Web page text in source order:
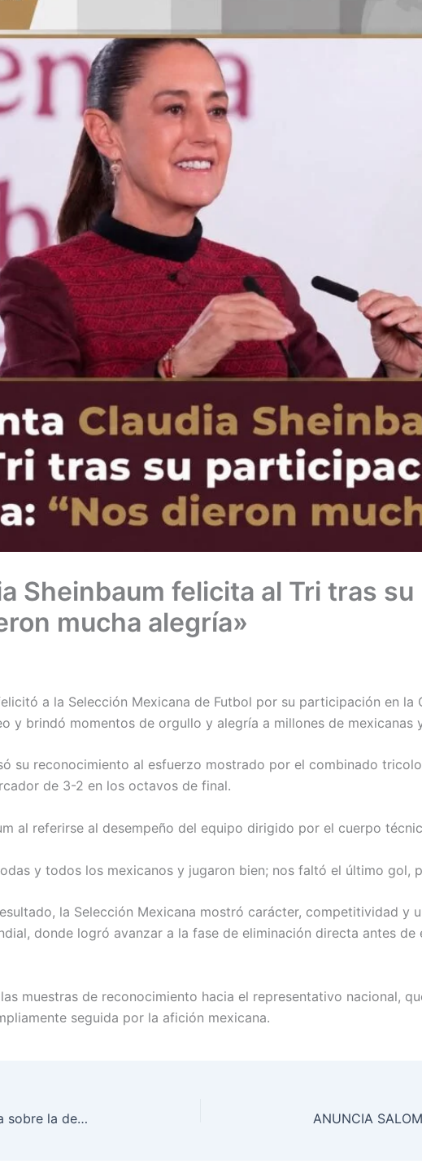
Sheinbaum felicita al Tri tras
mucha alegría»
a la Selección Mexicana de Futbol por su participación en
y brindó momentos de orgullo y alegría a millones de mexicanas
su reconocimiento al esfuerzo mostrado por el combinado
de 3-2 en los octavos de final.
al referirse al desempeño del equipo dirigido por el cuerpo
y todos los mexicanos y jugaron bien; nos faltó el último gol,
la Selección Mexicana mostró carácter, competitividad y
donde logró avanzar a la fase de eliminación directa antes de
muestras de reconocimiento hacia el representativo nacional,
seguida por la afición mexicana.
Haydeé Reyes encabeza Asamblea Informativa sobre la defensa de la soberanía en Oaxaca de Juárez